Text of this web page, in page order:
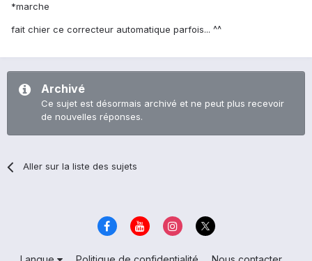
*marche
fait chier ce correcteur automatique parfois... ^^
Archivé
Ce sujet est désormais archivé et ne peut plus recevoir
de nouvelles réponses.
Aller sur la liste des sujets